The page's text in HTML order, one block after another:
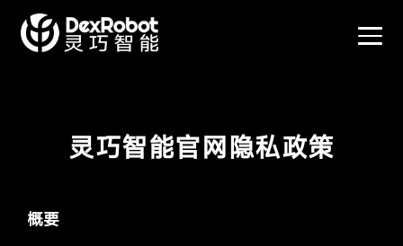
灵巧智能官网隐私政策
概要